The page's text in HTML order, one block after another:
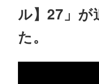
ル】27」が
た。